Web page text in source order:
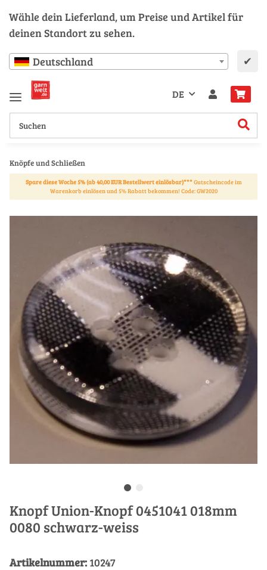
Wähle dein Lieferland, um Preise und Artikel für
deinen Standort zu sehen.
Deutschland ✔
DE
Knöpfe und Schließen
Spare diese Woche 5% (ab 40,00 EUR Bestellwert einlösbar)***Gutscheincode im
Warenkorb einlösen und 5% Rabatt bekommen! Code: GW2020
Knopf Union-Knopf 0451041 018mm
0080 schwarz-weiss
Artikelnummer: 10247